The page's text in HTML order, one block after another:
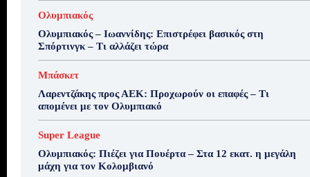
Ολυμπιακός
Ολυμπιακός – Ιωαννίδης: Επιστρέφει βασικός στη
Σπόρτινγκ – Τι αλλάζει τώρα
Μπάσκετ
Λαρεντζάκης προς ΑΕΚ: Προχωρούν οι επαφές – Τι
απομένει με τον Ολυμπιακό
Super League
Ολυμπιακός: Πιέζει για Πουέρτα – Στα 12 εκατ. η μεγάλη
μάχη για τον Κολομβιανό